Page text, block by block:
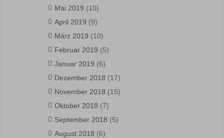
Mai 2019 (10)
April 2019 (9)
März 2019 (10)
Februar 2019 (5)
Januar 2019 (6)
Dezember 2018 (17)
November 2018 (15)
Oktober 2018 (7)
September 2018 (5)
August 2018 (6)